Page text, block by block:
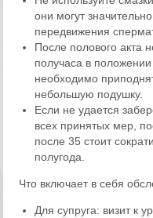
они могут
передвижения
После полового акта
получаса в
необходимо
небольшую подушку.
Если не удается
всех принятых мер,
после 35 стоит
полугода.
Что включает в себя
Для супруга: визит к